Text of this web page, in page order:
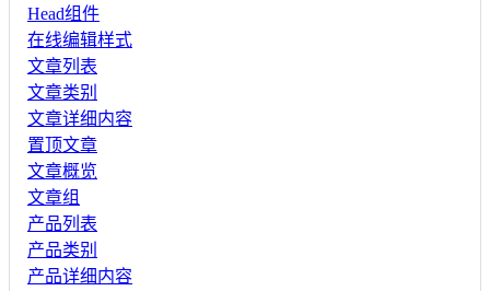
Head组件
在线编辑样式
文章列表
文章类别
文章详细内容
置顶文章
文章概览
文章组
产品列表
产品类别
产品详细内容